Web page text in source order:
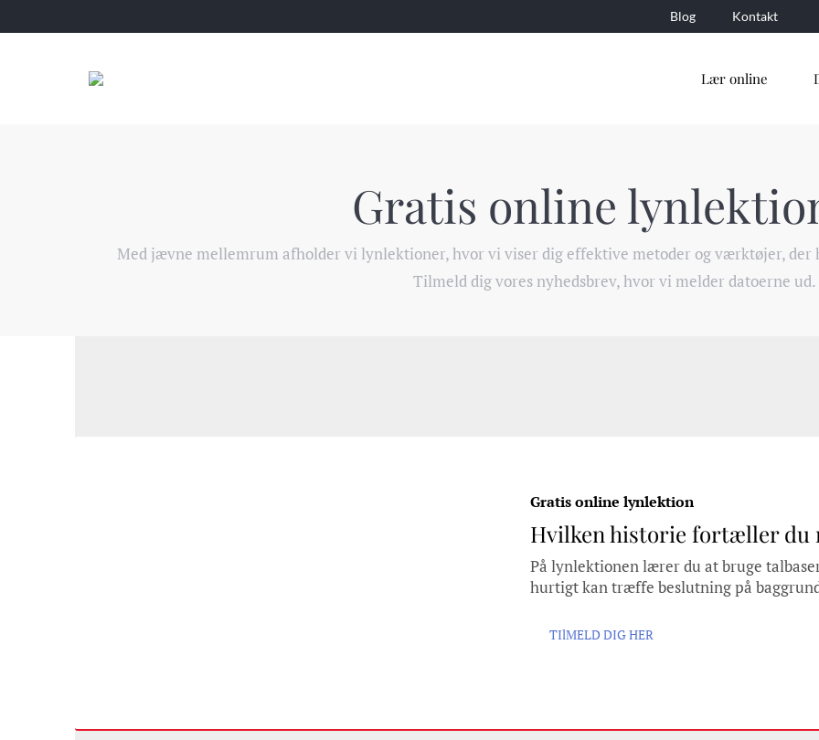
Blog Kontakt
Lær online
Gratis online
Med jævne mellemrum afholder vi lynlektioner, hvor vi viser dig effektive metoder og værktøjer, der
Tilmeld dig vores nyhedsbrev, hvor vi melder datoerne ud.
Gratis online lynlektion
Hvilken historie fortæller du
På lynlektionen lærer du at bruge
hurtigt kan træffe beslutning på
TIlMELD DIG HER